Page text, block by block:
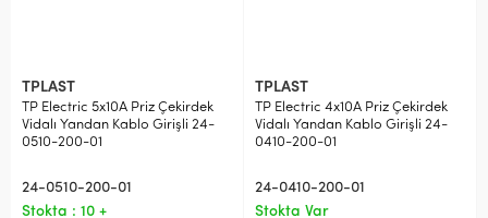
TPLAST
TP Electric 5x10A Priz Çekirdek
Vidalı Yandan Kablo Girişli 24-
0510-200-01
24-0510-200-01
Stokta : 10 +
TPLAST
TP Electric 4x10A Priz Çekirdek
Vidalı Yandan Kablo Girişli 24-
0410-200-01
24-0410-200-01
Stokta Var